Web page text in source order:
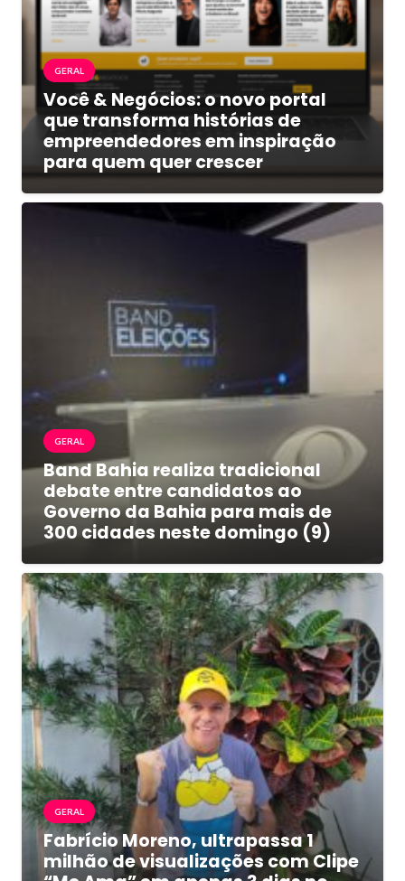
GERAL
Você & Negócios: o novo portal
que transforma histórias de
empreendedores em inspiração
para quem quer crescer
GERAL
Band Bahia realiza tradicional
debate entre candidatos ao
Governo da Bahia para mais de
300 cidades neste domingo (9)
GERAL
Fabrício Moreno, ultrapassa 1
milhão de visualizações com Clipe